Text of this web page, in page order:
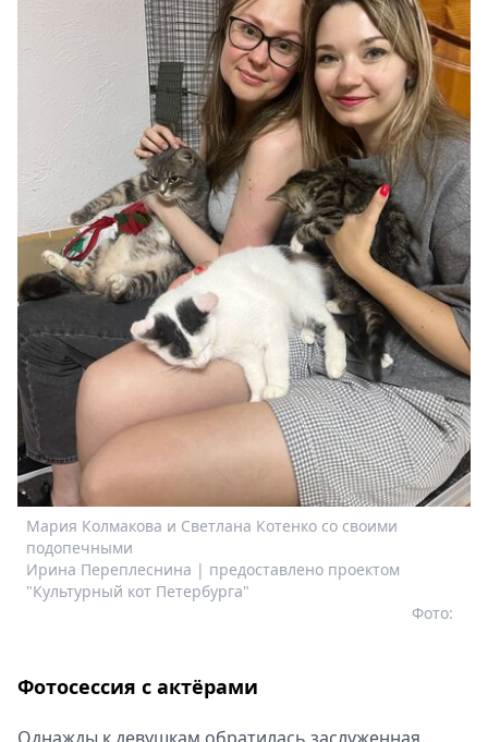
Мария Колмакова и Светлана Котенко со своими
подопечными
Ирина Переплеснина | предоставлено проектом
"Культурный кот Петербурга"
Фото:
Фотосессия с актёрами